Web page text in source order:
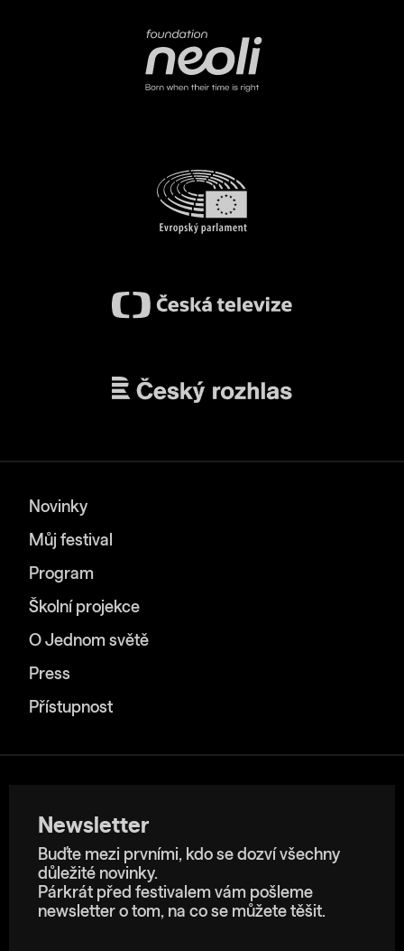
Novinky
Můj festival
Program
Školní projekce
O Jednom světě
Press
Přístupnost
Newsletter
Buďte mezi prvními, kdo se dozví všechny
důležité novinky.
Párkrát před festivalem vám pošleme
newsletter o tom, na co se můžete těšit.